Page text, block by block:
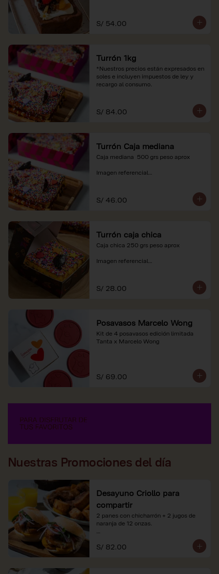
S/ 54.00
Turrón 1kg
*Nuestros precios están expresados en
soles e incluyen impuestos de ley y
recargo al consumo.
S/ 84.00
Turrón Caja mediana
Caja mediana  500 grs peso aprox
Imagen referencial
soles e incluyen impuestos de ley y
recargo al consumo.
S/ 46.00
Turrón caja chica
Caja chica 250 grs peso aprox
Imagen referencial
soles e incluyen impuestos de ley y
recargo al consumo.
S/ 28.00
Posavasos Marcelo Wong
Kit de 4 posavasos edición limitada
Tanta x Marcelo Wong
S/ 69.00
Nuestras Promociones del día
Desayuno Criollo para
compartir
2 panes con chicharrón + 2 jugos de
naranja de 12 onzas.
*Nuestros precios están expresados en
soles e incluyen impuestos de ley y
S/ 82.00